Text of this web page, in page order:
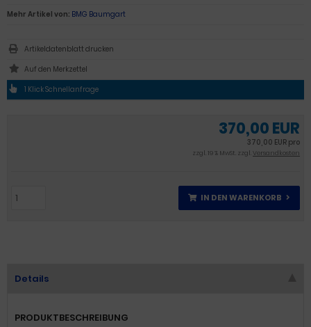
370,00 EUR
370,00 EUR pro
zzgl. 19 % MwSt. zzgl.Versandkosten
IN DEN WARENKORB
Mehr Artikel von: BMG Baumgart
Artikeldatenblatt drucken
1 Klick Schnellanfrage
Details
PRODUKTBESCHREIBUNG